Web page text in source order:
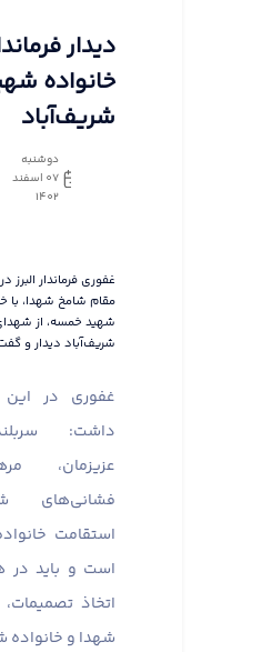
دیدار
خانواده
شریف‌آباد
دوشنبه
07 اسفند
1402
غفوری فرماندار البرز
مقام شامخ شهدا، با
شهید خمسه، از
شریف‌آباد دیدار و
غفوری در این
داشت:
عزیزمان،
فشانی‌های
استقامت
است و باید در
اتخاذ
شهدا و خانواده